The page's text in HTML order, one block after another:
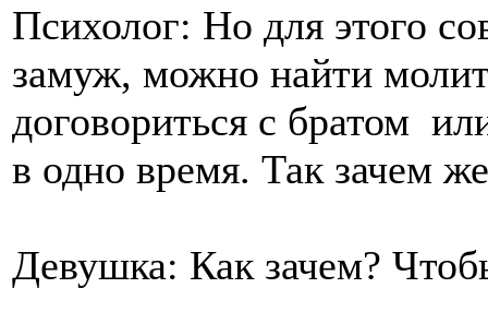
Психолог: Но для этого
замуж, можно найти
договориться с братом
в одно время. Так зачем
Девушка: Как зачем?